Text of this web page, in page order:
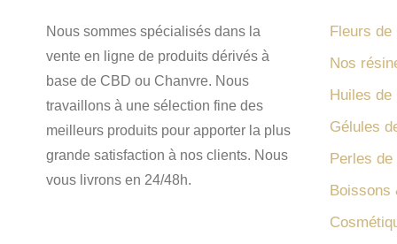
Nous sommes spécialisés dans la
vente en ligne de produits dérivés à
base de CBD ou Chanvre. Nous
travaillons à une sélection fine des
meilleurs produits pour apporter la plus
grande satisfaction à nos clients. Nous
vous livrons en 24/48h.
Fleurs de
Nos
Huiles de
Gélules
Perles de
Boissons